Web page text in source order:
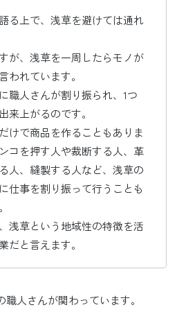
る上で、浅草を避けては通れ
が、浅草を一周したらモノが
われています。
職人さんが割り振られ、1つ
来上がるのです。
けで商品を作ることもありま
コを押す人や裁断する人、革
人、縫製する人など、浅草の
仕事を割り振って行うことも
浅草という地域性の特徴を活
だと言えます。
人さんが関わっています。